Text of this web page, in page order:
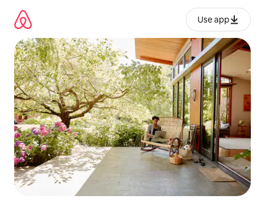
contenido
Use app